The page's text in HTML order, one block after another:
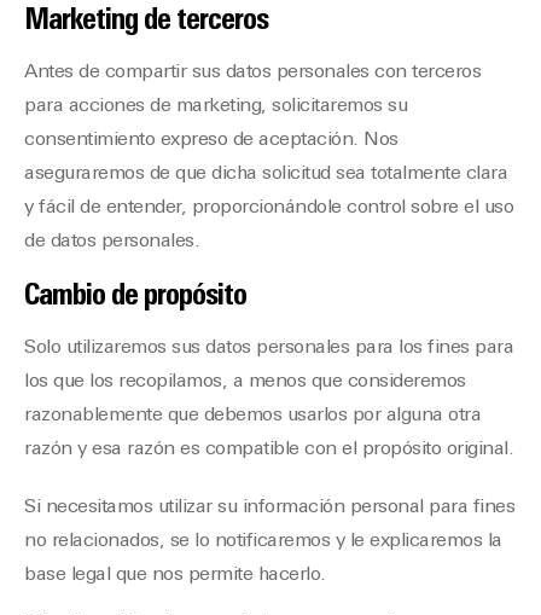
Marketing de terceros
Antes de compartir sus datos personales con terceros
para acciones de marketing, solicitaremos su
consentimiento expreso de aceptación. Nos
aseguraremos de que dicha solicitud sea totalmente clara
y fácil de entender, proporcionándole control sobre el uso
de datos personales.
Cambio de propósito
Solo utilizaremos sus datos personales para los fines para
los que los recopilamos, a menos que consideremos
razonablemente que debemos usarlos por alguna otra
razón y esa razón es compatible con el propósito original.
Si necesitamos utilizar su información personal para fines
no relacionados, se lo notificaremos y le explicaremos la
base legal que nos permite hacerlo.